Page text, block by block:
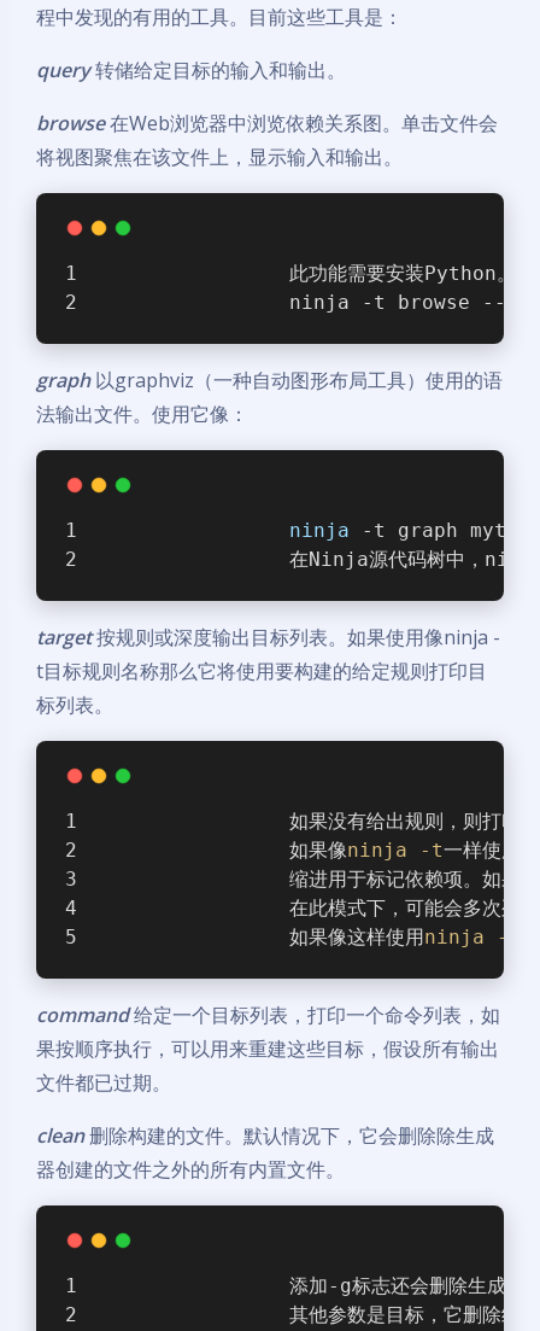
程中发现的有用的工具。目前这些工具是：
query转储给定目标的输入和输出。
browse在Web浏览器中浏览依赖关系图。单击文件会
将视图聚焦在该文件上，显示输入和输出。
此功能需要安装Python。默
ninja -t browse --
graph以graphviz（一种自动图形布局工具）使用的语
法输出文件。使用它像：
ninja -t graph
在Ninja源代码树中，ninja
target按规则或深度输出目标列表。如果使用像ninja -
t目标规则名称那么它将使用要构建的给定规则打印目
标列表。
如果没有给出规则，则打印源
                如果像
ninja -t一样使用
缩进用于标记依赖项。如果深
在此模式下，可能会多次列
                如果像这样使用
ninja -t
command给定一个目标列表，打印一个命令列表，如
果按顺序执行，可以用来重建这些目标，假设所有输出
文件都已过期。
clean删除构建的文件。默认情况下，它会删除除生成
器创建的文件之外的所有内置文件。
添加-g标志还会删除生成器
其他参数是目标，它删除给定